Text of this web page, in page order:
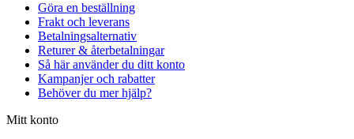
Göra en beställning
Frakt och leverans
Betalningsalternativ
Returer & återbetalningar
Så här använder du ditt konto
Kampanjer och rabatter
Behöver du mer hjälp?
Mitt konto